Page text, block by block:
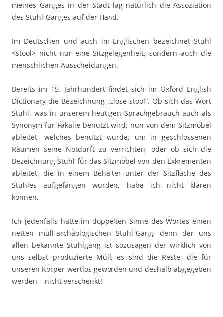
meines Ganges in der Stadt lag natürlich die Assoziation
des Stuhl-Ganges auf der Hand.
Im Deutschen und auch im Englischen bezeichnet Stuhl
<stool> nicht nur eine Sitzgelegenheit, sondern auch die
menschlichen Ausscheidungen.
Bereits im 15. Jahrhundert findet sich im Oxford English
Dictionary die Bezeichnung „close stool“. Ob sich das Wort
Stuhl, was in unserem heutigen Sprachgebrauch auch als
Synonym für Fäkalie benutzt wird, nun von dem Sitzmöbel
ableitet, welches benutzt wurde, um in geschlossenen
Räumen seine Notdurft zu verrichten, oder ob sich die
Bezeichnung Stuhl für das Sitzmöbel von den Exkrementen
ableitet, die in einem Behälter unter der Sitzfläche des
Stuhles aufgefangen wurden, habe ich nicht klären
können.
Ich jedenfalls hatte im doppelten Sinne des Wortes einen
netten müll-archäologischen Stuhl-Gang; denn der uns
allen bekannte Stuhlgang ist sozusagen der wirklich von
uns selbst produzierte Müll, es sind die Reste, die für
unseren Körper wertlos geworden und deshalb abgegeben
werden – nicht verschenkt!